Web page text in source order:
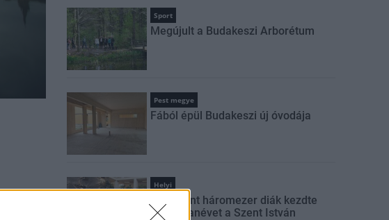
Sport
Megújult a Budakeszi Arborétum
Pest megye
Fából épül Budakeszi új óvodája
Helyi
Több mint háromezer diák kezdte
meg a tanévet a Szent István